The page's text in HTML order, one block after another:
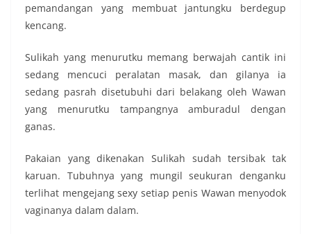
pemandangan yang membuat jantungku berdegup
kencang.
Sulikah yang menurutku memang berwajah cantik ini
sedang mencuci peralatan masak, dan gilanya ia
sedang pasrah disetubuhi dari belakang oleh Wawan
yang menurutku tampangnya amburadul dengan
ganas.
Pakaian yang dikenakan Sulikah sudah tersibak tak
karuan. Tubuhnya yang mungil seukuran denganku
terlihat mengejang sexy setiap penis Wawan menyodok
vaginanya dalam dalam.